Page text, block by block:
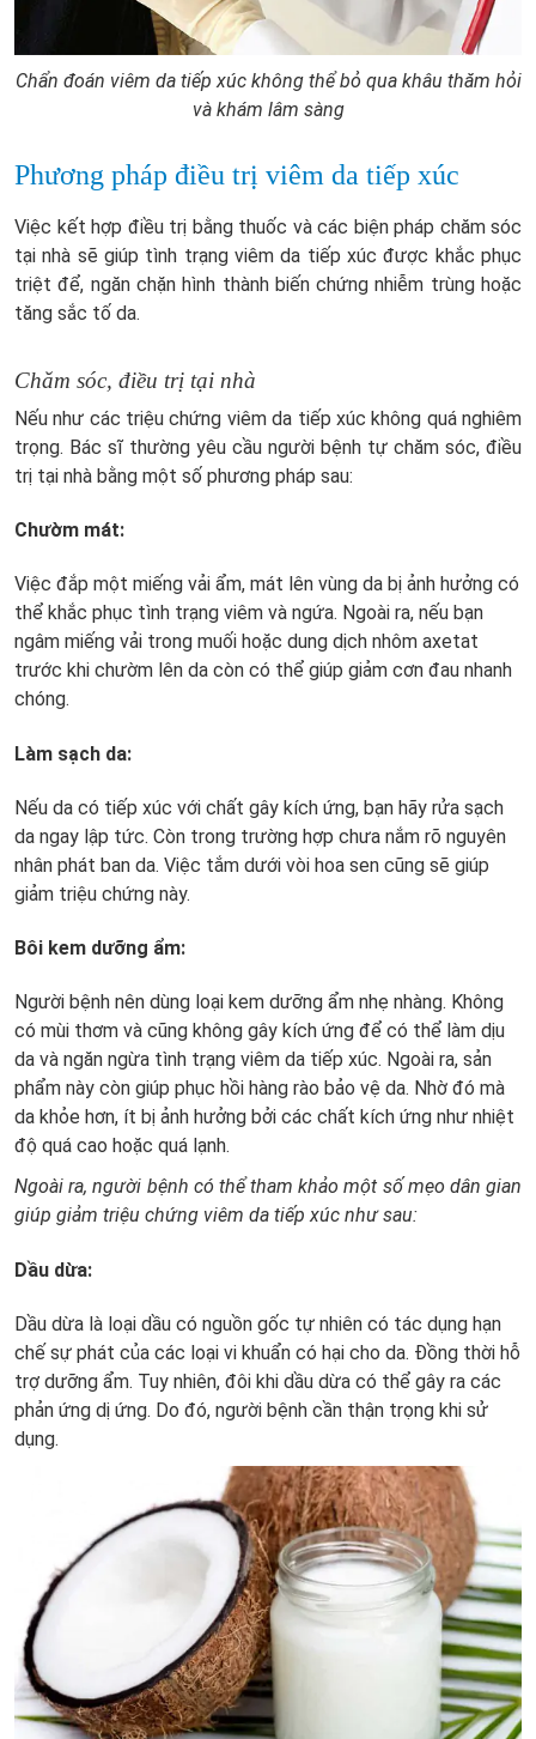
Chẩn đoán viêm da tiếp xúc không thể bỏ qua khâu thăm hỏi
và khám lâm sàng
Phương pháp điều trị viêm da tiếp xúc
Việc kết hợp điều trị bằng thuốc và các biện pháp chăm sóc
tại nhà sẽ giúp tình trạng viêm da tiếp xúc được khắc phục
triệt để, ngăn chặn hình thành biến chứng nhiễm trùng hoặc
tăng sắc tố da.
Chăm sóc, điều trị tại nhà
Nếu như các triệu chứng viêm da tiếp xúc không quá nghiêm
trọng. Bác sĩ thường yêu cầu người bệnh tự chăm sóc, điều
trị tại nhà bằng một số phương pháp sau:
Chườm mát:
Việc đắp một miếng vải ẩm, mát lên vùng da bị ảnh hưởng có
thể khắc phục tình trạng viêm và ngứa. Ngoài ra, nếu bạn
ngâm miếng vải trong muối hoặc dung dịch nhôm axetat
trước khi chườm lên da còn có thể giúp giảm cơn đau nhanh
chóng.
Làm sạch da:
Nếu da có tiếp xúc với chất gây kích ứng, bạn hãy rửa sạch
da ngay lập tức. Còn trong trường hợp chưa nắm rõ nguyên
nhân phát ban da. Việc tắm dưới vòi hoa sen cũng sẽ giúp
giảm triệu chứng này.
Bôi kem dưỡng ẩm:
Người bệnh nên dùng loại kem dưỡng ẩm nhẹ nhàng. Không
có mùi thơm và cũng không gây kích ứng để có thể làm dịu
da và ngăn ngừa tình trạng viêm da tiếp xúc. Ngoài ra, sản
phẩm này còn giúp phục hồi hàng rào bảo vệ da. Nhờ đó mà
da khỏe hơn, ít bị ảnh hưởng bởi các chất kích ứng như nhiệt
độ quá cao hoặc quá lạnh.
Ngoài ra, người bệnh có thể tham khảo một số mẹo dân gian
giúp giảm triệu chứng viêm da tiếp xúc như sau:
Dầu dừa:
Dầu dừa là loại dầu có nguồn gốc tự nhiên có tác dụng hạn
chế sự phát của các loại vi khuẩn có hại cho da. Đồng thời hỗ
trợ dưỡng ẩm. Tuy nhiên, đôi khi dầu dừa có thể gây ra các
phản ứng dị ứng. Do đó, người bệnh cần thận trọng khi sử
dụng.